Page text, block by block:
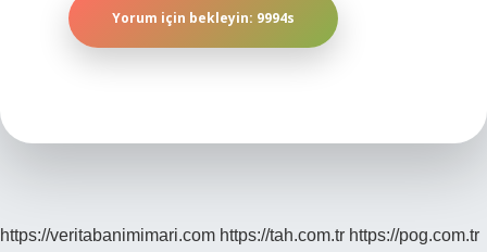
https://veritabanimimari.com https://tah.com.tr https://pog.com.tr